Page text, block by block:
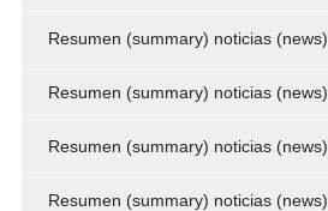
Resumen (summary) noticias
Resumen (summary) noticias
Resumen (summary) noticias
Resumen (summary) noticias